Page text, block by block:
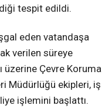
tespit edildi.
eden vatandaşa
verilen süreye
üzerine Çevre Koruma
Müdürlüğü ekipleri, iş
işlemini başlattı.